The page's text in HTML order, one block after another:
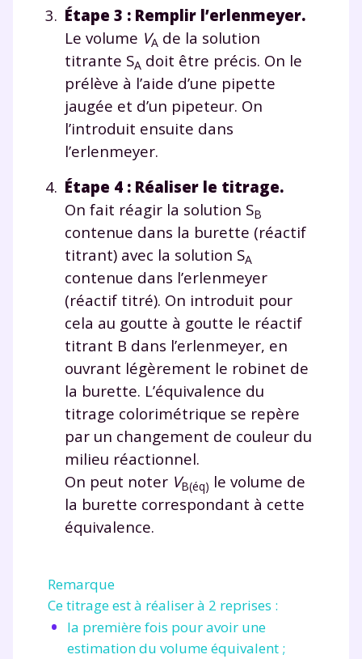
Étape 3 : Remplir l’erlenmeyer.
Le volume VA de la solution
titrante SA doit être précis. On le
prélève à l’aide d’une pipette
jaugée et d’un pipeteur. On
l’introduit ensuite dans
l’erlenmeyer.
Étape 4 : Réaliser le titrage.
On fait réagir la solution SB
contenue dans la burette (réactif
titrant) avec la solution SA
contenue dans l’erlenmeyer
(réactif titré). On introduit pour
cela au goutte à goutte le réactif
titrant B dans l’erlenmeyer, en
ouvrant légèrement le robinet de
la burette. L’équivalence du
titrage colorimétrique se repère
par un changement de couleur du
milieu réactionnel.
On peut noter VB(éq) le volume de
la burette correspondant à cette
équivalence.
Remarque
Ce titrage est à réaliser à 2 reprises :
la première fois pour avoir une
estimation du volume équivalent ;
Testez gratuitement
pendant 24h notre
plateforme de soutien
scolaire !
Fiches de cours et vidéos
corrigés , podcasts de révisions
Un espace dédié aux parentspour
suivre les progrès
Tout le programme scolaire du CP à
la Terminale
Des profs expérimentés disponibles
à la demande par tchat, audio ou
vidéo
TESTER GRATUITEMENT
* Votre code d'accès sera envoyé à cette adresse e-mail. En
renseignant votre e-mail, vous consentez à ce que vos
données à caractère personnel soient traitées par SEJER, sous
la marque myMaxicours, afin que SEJER puisse vous donner
accès au service de soutien scolaire pendant 24h. Pour en
savoir plus sur la gestion de vos données personnelles et
pour exercer vos droits, vous pouvez consulter
J’accepte de recevoir les actualités et des
communications de la part de
myMaxicours.